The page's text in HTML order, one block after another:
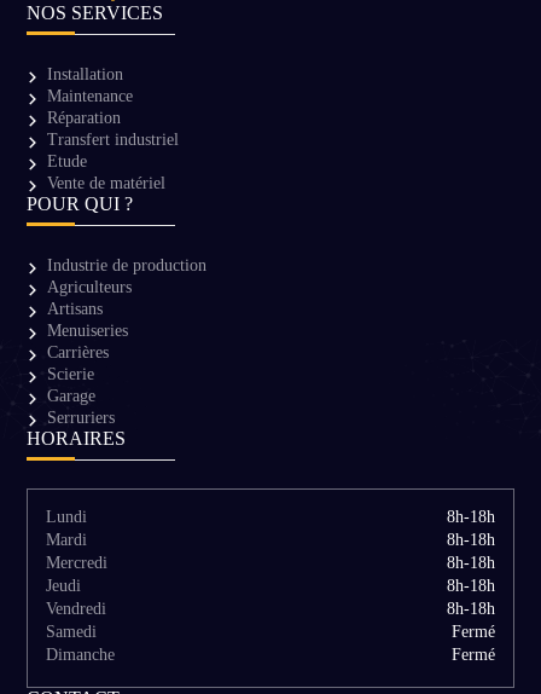
NOS SERVICES
Installation
Maintenance
Réparation
Transfert industriel
Etude
Vente de matériel
POUR QUI ?
Industrie de production
Agriculteurs
Artisans
Menuiseries
Carrières
Scierie
Garage
Serruriers
HORAIRES
Lundi
8h-18h
Mardi
8h-18h
Mercredi
8h-18h
Jeudi
8h-18h
Vendredi
8h-18h
Samedi
Fermé
Dimanche
Fermé